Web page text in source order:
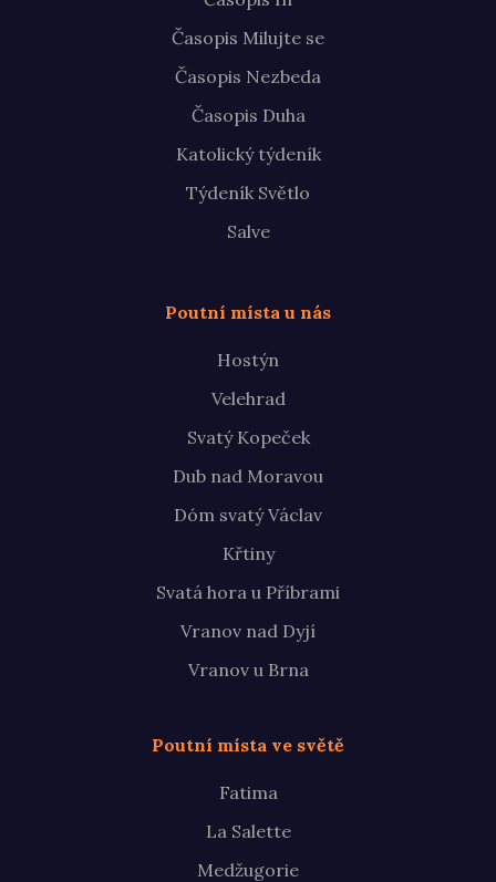
Časopis Milujte se
Časopis Nezbeda
Časopis Duha
Katolický týdeník
Týdeník Světlo
Salve
Poutní místa u nás
Hostýn
Velehrad
Svatý Kopeček
Dub nad Moravou
Dóm svatý Václav
Křtiny
Svatá hora u Příbrami
Vranov nad Dyjí
Vranov u Brna
Poutní místa ve světě
Fatima
La Salette
Medžugorie